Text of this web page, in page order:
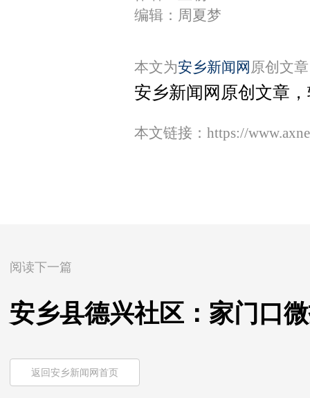
编辑：周夏梦
本文为安乡新闻网 原创文
安乡新闻网原创文章
本文链接： https://
阅读下一篇
安乡县德兴社区：家门口
返回安乡新闻网首页